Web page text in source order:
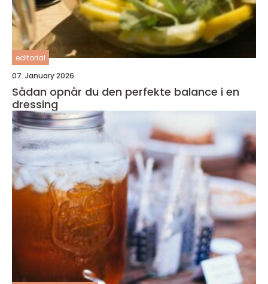
editorial
07. January 2026
Sådan opnår du den perfekte balance i en
dressing